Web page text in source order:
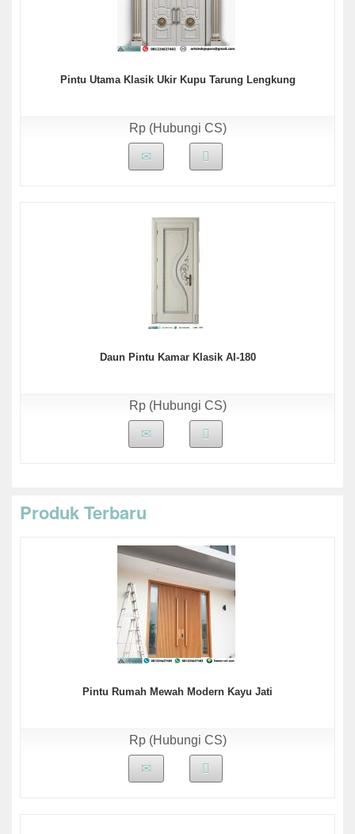
Pintu Utama Klasik Ukir Kupu Tarung Lengkung
Rp (Hubungi CS)
Daun Pintu Kamar Klasik AI-180
Rp (Hubungi CS)
Produk Terbaru
Pintu Rumah Mewah Modern Kayu Jati
Rp (Hubungi CS)